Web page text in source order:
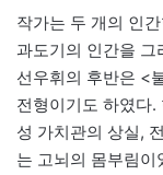
작가는 두 개의 인
과도기의 인간을 그
선우휘의 후반은 <
전형이기도 하였다.
성 가치관의 상실,
는 고뇌의 몸부림